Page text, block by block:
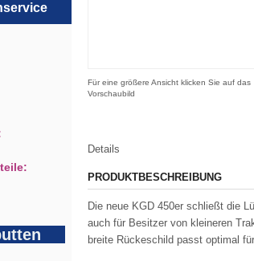
Für eine größere Ansicht klicken Sie auf das
Vorschaubild
Details
PRODUKTBESCHREIBUNG
Die neue KGD 450er schließt die
auch für Besitzer von kleineren
breite Rückeschild passt optimal